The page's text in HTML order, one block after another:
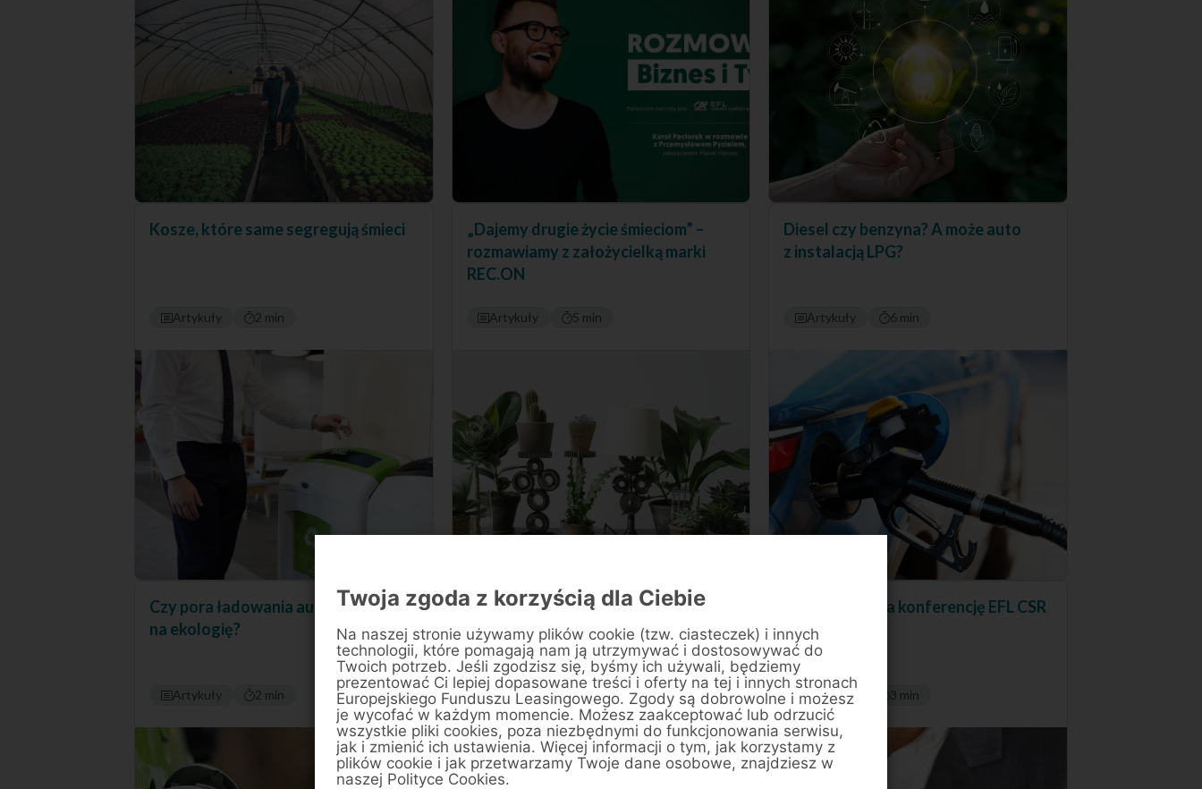
Kosze, które same segregują śmieci
Artykuły 2 min
„Dajemy drugie życie śmieciom” –
rozmawiamy z założycielką marki
REC.ON
Artykuły 5 min
Diesel czy benzyna? A może auto
z instalacją LPG?
Artykuły 6 min
Czy pora ładowania auta ma wpływ
na ekologię?
Artykuły 2 min
Recykling baterii samochodowych,
czyli drugie życie akumulatorów
z elektryków
Artykuły 3 min
Zaproszenie na konferencję EFL CSR
w MŚP
Artykuły 3 min
Twoja zgoda z korzyścią dla Ciebie
Na naszej stronie używamy plików cookie (tzw. ciasteczek) i innych
technologii, które pomagają nam ją utrzymywać i dostosowywać do
Twoich potrzeb. Jeśli zgodzisz się, byśmy ich używali, będziemy
prezentować Ci lepiej dopasowane treści i oferty na tej i innych stronach
Europejskiego Funduszu Leasingowego. Zgody są dobrowolne i możesz
je wycofać w każdym momencie. Możesz zaakceptować lub odrzucić
wszystkie pliki cookies, poza niezbędnymi do funkcjonowania serwisu,
jak i zmienić ich ustawienia. Więcej informacji o tym, jak korzystamy z
plików cookie i jak przetwarzamy Twoje dane osobowe, znajdziesz w
naszej Polityce Cookies.